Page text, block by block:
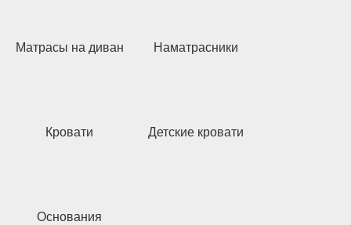
Матрасы на диван Наматрасники
Кровати Детские кровати
Основания